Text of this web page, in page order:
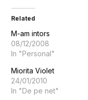
Related
M-am intors
08/12/2008
In "Personal"
Miorita Violet
24/01/2010
In "De pe net"